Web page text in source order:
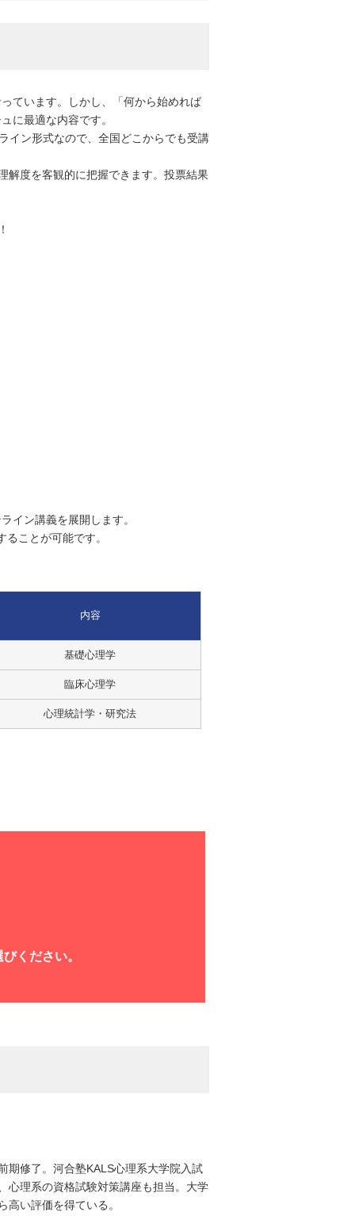
ています。しかし、「何から始めれば
に最適な内容です。
イン形式なので、全国どこからでも受講
解度を客観的に把握できます。投票結果
イン講義を展開します。
ことが可能です。
内容
基礎心理学
臨床心理学
心理統計学・研究法
ください。
期修了。河合塾KALS心理系大学院入試
心理系の資格試験対策講座も担当。大学
い評価を得ている。